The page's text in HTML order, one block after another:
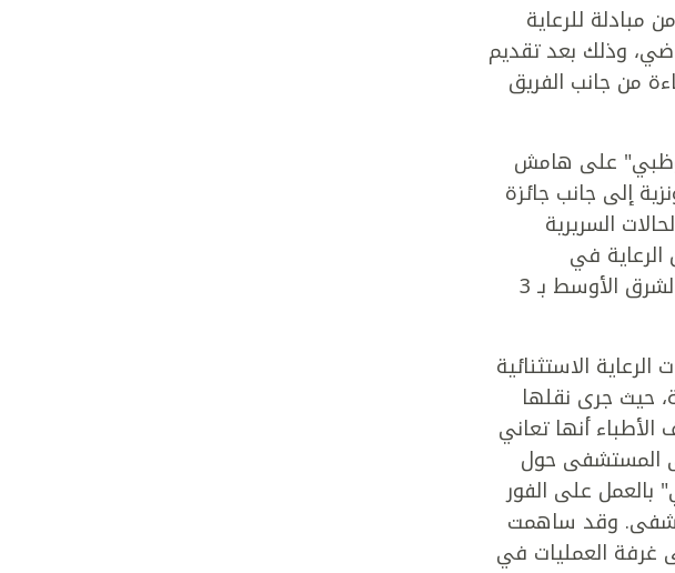
للرعاية
وذلك بعد تقديم
من جانب الفريق
على هامش
2021، بجائزتين ذهبية وبرونزية إلى جانب جائزة
السريرية
في
المستشفى. وتعتبر هذه المرة الأولى التي يتم فيها تكريم مستشفى من منطقة الشرق الأوسط بـ 3
الاستثنائية
حيث جرى نقلها
أنها تعاني
المستشفى حول
على الفور
وقد ساهمت
غرفة العمليات في